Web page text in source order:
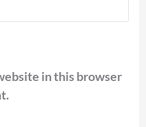
in this browser